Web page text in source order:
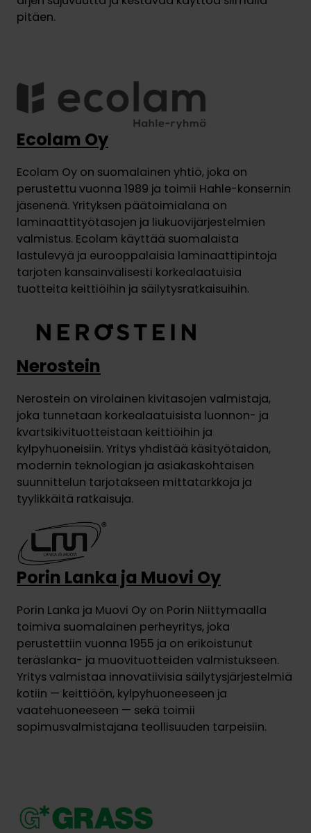
pitäen.
Ecolam Oy
Ecolam Oy on suomalainen yhtiö, joka on
perustettu vuonna 1989 ja toimii Hahle-konsernin
jäsenenä. Yrityksen päätoimialana on
laminaattityötasojen ja liukuovijärjestelmien
valmistus. Ecolam käyttää suomalaista
lastulevyä ja eurooppalaisia laminaattipintoja
tarjoten kansainvälisesti korkealaatuisia
tuotteita keittiöihin ja säilytysratkaisuihin.
Nerostein
Nerostein on virolainen kivitasojen valmistaja,
joka tunnetaan korkealaatuisista luonnon- ja
kvartsikivituotteistaan keittiöihin ja
kylpyhuoneisiin. Yritys yhdistää käsityötaidon,
modernin teknologian ja asiakaskohtaisen
suunnittelun tarjotakseen mittatarkkoja ja
tyylikkäitä ratkaisuja.
Porin Lanka ja Muovi Oy
Porin Lanka ja Muovi Oy on Porin Niittymaalla
toimiva suomalainen perheyritys, joka
perustettiin vuonna 1955 ja on erikoistunut
teräslanka- ja muovituotteiden valmistukseen.
Yritys valmistaa innovatiivisia säilytysjärjestelmiä
kotiin — keittiöön, kylpyhuoneeseen ja
vaatehuoneeseen — sekä toimii
sopimusvalmistajana teollisuuden tarpeisiin.